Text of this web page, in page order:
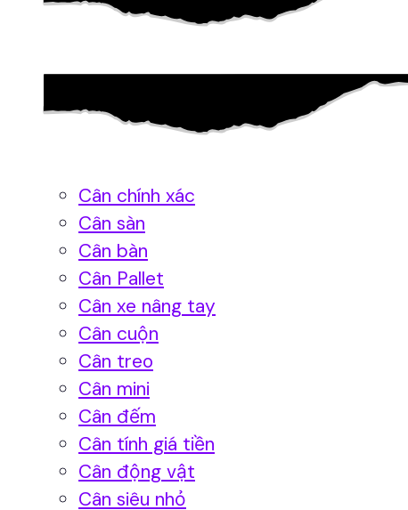
Cân chính xác
Cân sàn
Cân bàn
Cân Pallet
Cân xe nâng tay
Cân cuộn
Cân treo
Cân mini
Cân đếm
Cân tính giá tiền
Cân động vật
Cân siêu nhỏ